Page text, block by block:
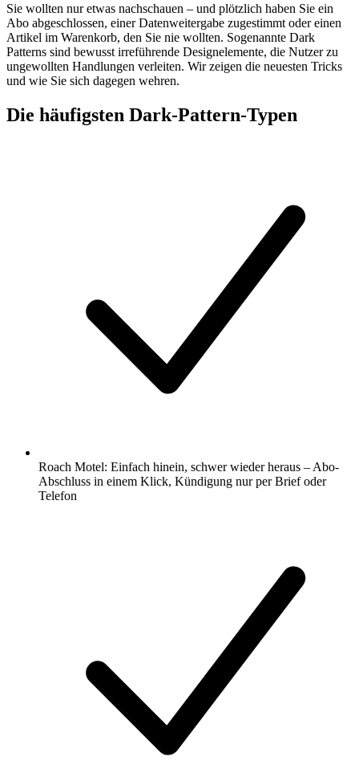
Sie wollten nur etwas nachschauen – und plötzlich haben Sie ein
Abo abgeschlossen, einer Datenweitergabe zugestimmt oder einen
Artikel im Warenkorb, den Sie nie wollten. Sogenannte Dark
Patterns sind bewusst irreführende Designelemente, die Nutzer zu
ungewollten Handlungen verleiten. Wir zeigen die neuesten Tricks
und wie Sie sich dagegen wehren.
Die häufigsten Dark-Pattern-Typen
Roach Motel: Einfach hinein, schwer wieder heraus – Abo-
Abschluss in einem Klick, Kündigung nur per Brief oder
Telefon